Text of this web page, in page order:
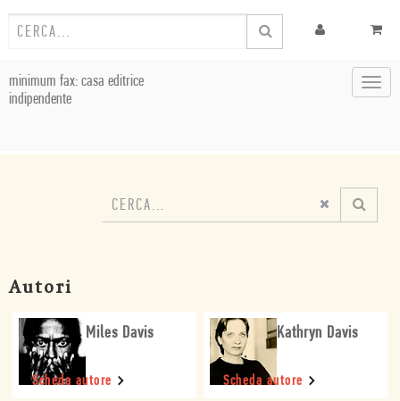
minimum fax: casa editrice
indipendente
Autori
Miles Davis
Scheda autore
Kathryn Davis
Scheda autore